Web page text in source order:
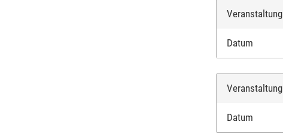
Veranstaltung
Datum
Veranstaltung
Datum